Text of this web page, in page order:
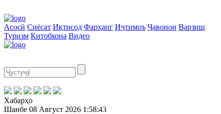
Асосӣ Сиёсат Иқтисод Фарҳанг Иҷтимоъ Ҷавонон Варзиш
Туризм Китобхона Видео
Хабарҳо
Шанбе 08 Август 2026 1:58:43